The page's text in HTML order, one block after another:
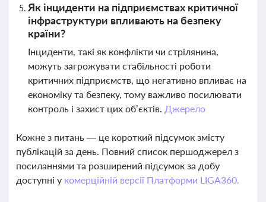
Як інциденти на підприємствах критичної
інфраструктури впливають на безпеку
країни?
Інциденти, такі як конфлікти чи стрілянина,
можуть загрожувати стабільності роботи
критичних підприємств, що негативно впливає на
економіку та безпеку, тому важливо посилювати
контроль і захист цих об’єктів. Джерело
Кожне з питань — це короткий підсумок змісту
публікацій за день. Повний список першоджерел з
посиланнями та розширений підсумок за добу
доступні у комерційній версії Платформи LIGA360.